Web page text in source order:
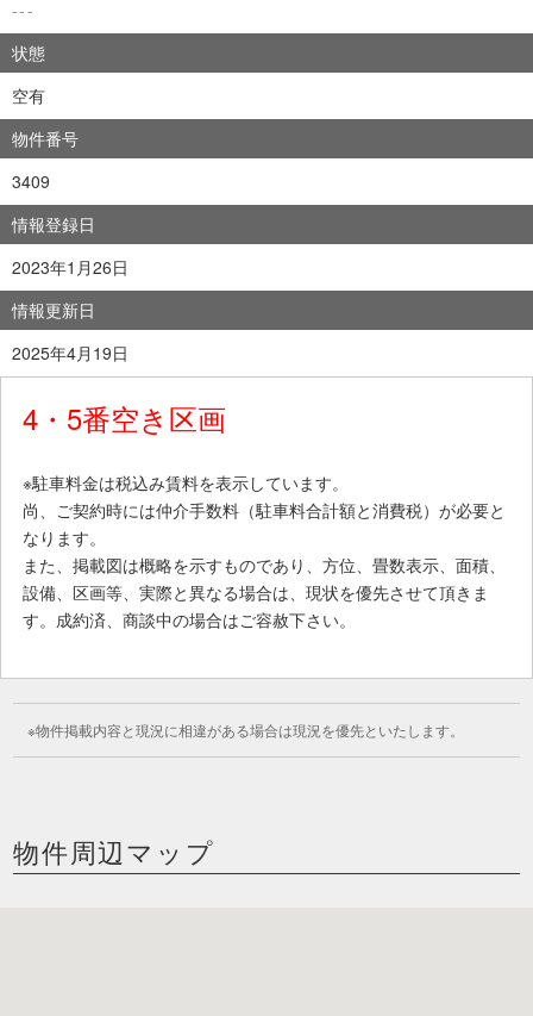
---
状態
空有
物件番号
3409
情報登録日
2023年1月26日
情報更新日
2025年4月19日
4・5番空き区画
※駐車料金は税込み賃料を表示しています。
尚、ご契約時には仲介手数料（駐車料合計額と消費税）が必要と
なります。
また、 掲載図は概略を示すものであり、方位、畳数表示、面積、
設備、区画等、実際と異なる場合は、現状を優先させて頂きま
す。成約済、商談中の場合はご容赦下さい。
物件掲載内容と現況に相違がある場合は現況を優先といたします。
物件周辺マップ